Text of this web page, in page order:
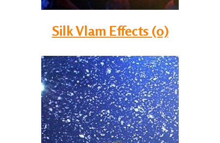
Silk Vlam Effects (0)